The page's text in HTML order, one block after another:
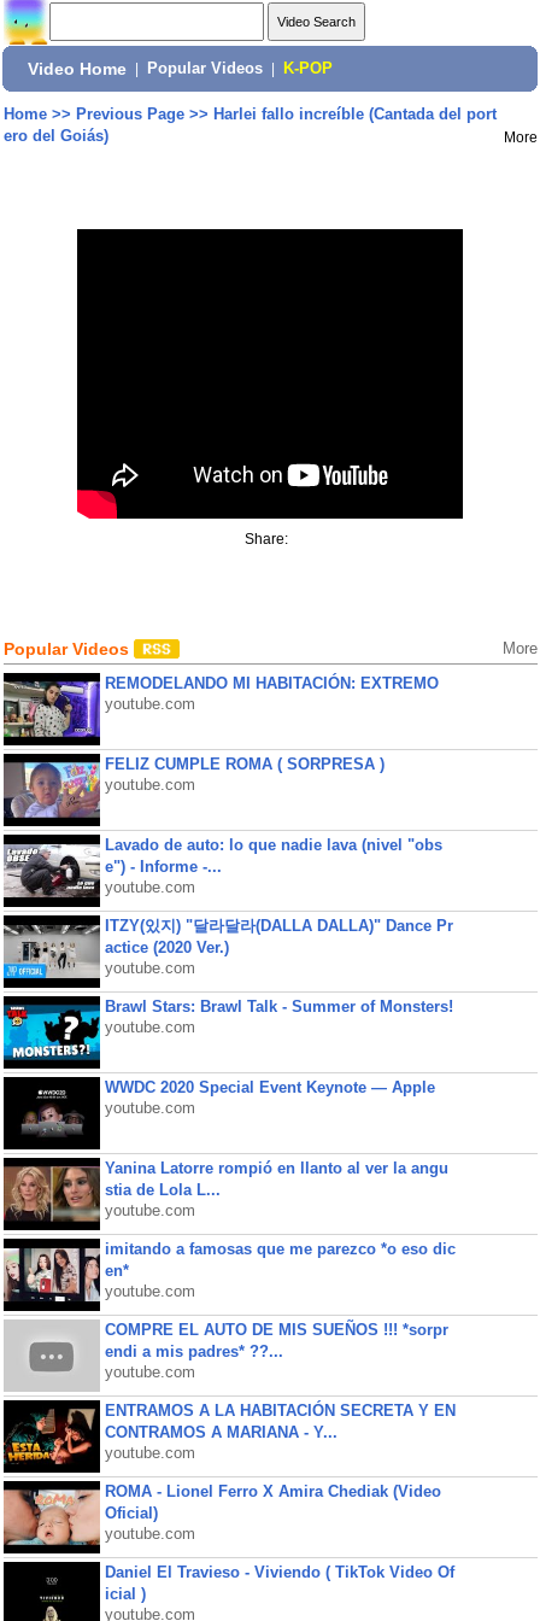
Video Home Popular Videos K-POP
Home>> Previous Page>> Harlei fallo increíble (Cantada del port
ero del Goiás)
More
Share:
Popular Videos More
REMODELANDO MI HABITACIÓN: EXTREMO
youtube.com
FELIZ CUMPLE ROMA ( SORPRESA )
youtube.com
Lavado de auto: lo que nadie lava (nivel "obs
e") - Informe -...
youtube.com
ITZY(있지) "달라달라(DALLA DALLA)" Dance Pr
actice (2020 Ver.)
youtube.com
Brawl Stars: Brawl Talk - Summer of Monsters!
youtube.com
WWDC 2020 Special Event Keynote — Apple
youtube.com
Yanina Latorre rompió en llanto al ver la angu
stia de Lola L...
youtube.com
imitando a famosas que me parezco *o eso dic
en*
youtube.com
COMPRE EL AUTO DE MIS SUEÑOS !!! *sorpr
endi a mis padres* ??...
youtube.com
ENTRAMOS A LA HABITACIÓN SECRETA Y EN
CONTRAMOS A MARIANA - Y...
youtube.com
ROMA - Lionel Ferro X Amira Chediak (Video
Oficial)
youtube.com
Daniel El Travieso - Viviendo ( TikTok Video Of
icial )
youtube.com